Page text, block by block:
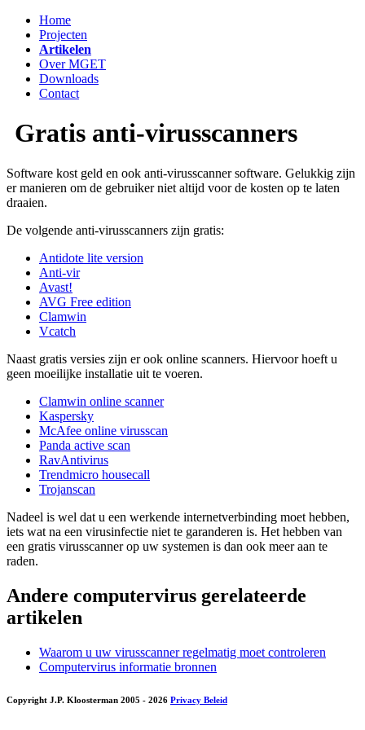
Home
Projecten
Artikelen
Over MGET
Downloads
Contact
Gratis anti-virusscanners
Software kost geld en ook anti-virusscanner software. Gelukkig zijn
er manieren om de gebruiker niet altijd voor de kosten op te laten
draaien.
De volgende anti-virusscanners zijn gratis:
Antidote lite version
Anti-vir
Avast!
AVG Free edition
Clamwin
Vcatch
Naast gratis versies zijn er ook online scanners. Hiervoor hoeft u
geen moeilijke installatie uit te voeren.
Clamwin online scanner
Kaspersky
McAfee online virusscan
Panda active scan
RavAntivirus
Trendmicro housecall
Trojanscan
Nadeel is wel dat u een werkende internetverbinding moet hebben,
iets wat na een virusinfectie niet te garanderen is. Het hebben van
een gratis virusscanner op uw systemen is dan ook meer aan te
raden.
Andere computervirus gerelateerde
artikelen
Waarom u uw virusscanner regelmatig moet controleren
Computervirus informatie bronnen
Copyright J.P. Kloosterman 2005 - 2026 Privacy Beleid